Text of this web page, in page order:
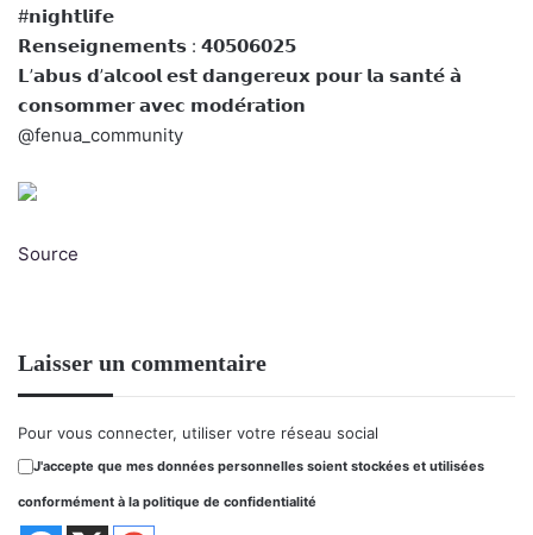
#𝗻𝗶𝗴𝗵𝘁𝗹𝗶𝗳𝗲
𝗥𝗲𝗻𝘀𝗲𝗶𝗴𝗻𝗲𝗺𝗲𝗻𝘁𝘀 : 𝟰𝟬𝟱𝟬𝟲𝟬𝟮𝟱
𝗟’𝗮𝗯𝘂𝘀 𝗱’𝗮𝗹𝗰𝗼𝗼𝗹 𝗲𝘀𝘁 𝗱𝗮𝗻𝗴𝗲𝗿𝗲𝘂𝘅 𝗽𝗼𝘂𝗿 𝗹𝗮 𝘀𝗮𝗻𝘁𝗲́ 𝗮̀
𝗰𝗼𝗻𝘀𝗼𝗺𝗺𝗲𝗿 𝗮𝘃𝗲𝗰 𝗺𝗼𝗱𝗲́𝗿𝗮𝘁𝗶𝗼𝗻
@fenua_community
Source
Laisser un commentaire
Pour vous connecter, utiliser votre réseau social
J'accepte que mes données personnelles soient stockées et utilisées
conformément à la politique de confidentialité